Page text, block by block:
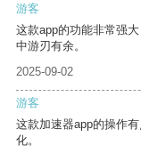
游客
这款app的功能非常强
中游刃有余。
2025-09-02
游客
这款加速器app的操作
化。